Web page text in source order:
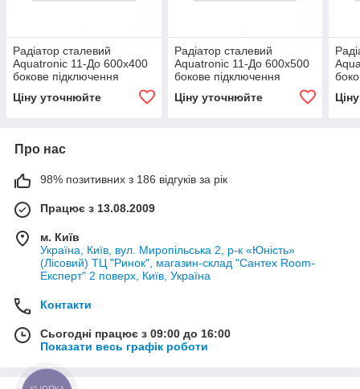
Радіатор сталевий
Aquatronic 11-До 600х400
бокове підключення
Ціну уточнюйте
Радіатор сталевий
Aquatronic 11-До 600х500
бокове підключення
Ціну уточнюйте
Про нас
98% позитивних з 186 відгуків за рік
Працює з 13.08.2009
м. Київ
Україна, Київ, вул. Миропільська 2, р-к «Юність»
(Лісовий) ТЦ "Ринок", магазин-склад "Сантех Room-
Експерт" 2 поверх, Київ, Україна
Контакти
Сьогодні працює з 09:00 до 16:00
Показати весь графік роботи